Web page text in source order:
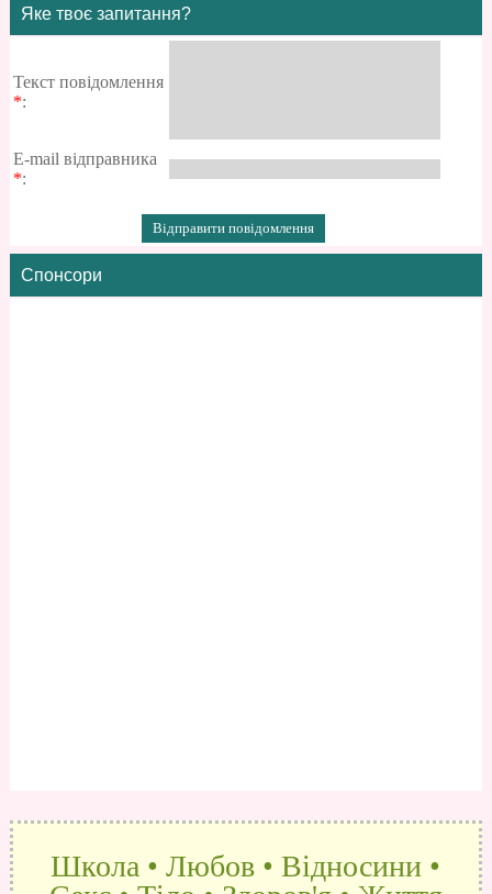
Яке твоє запитання?
Текст повідомлення
*:
E-mail відправника
*:
Спонсори
Школа • Любов • Відносини •